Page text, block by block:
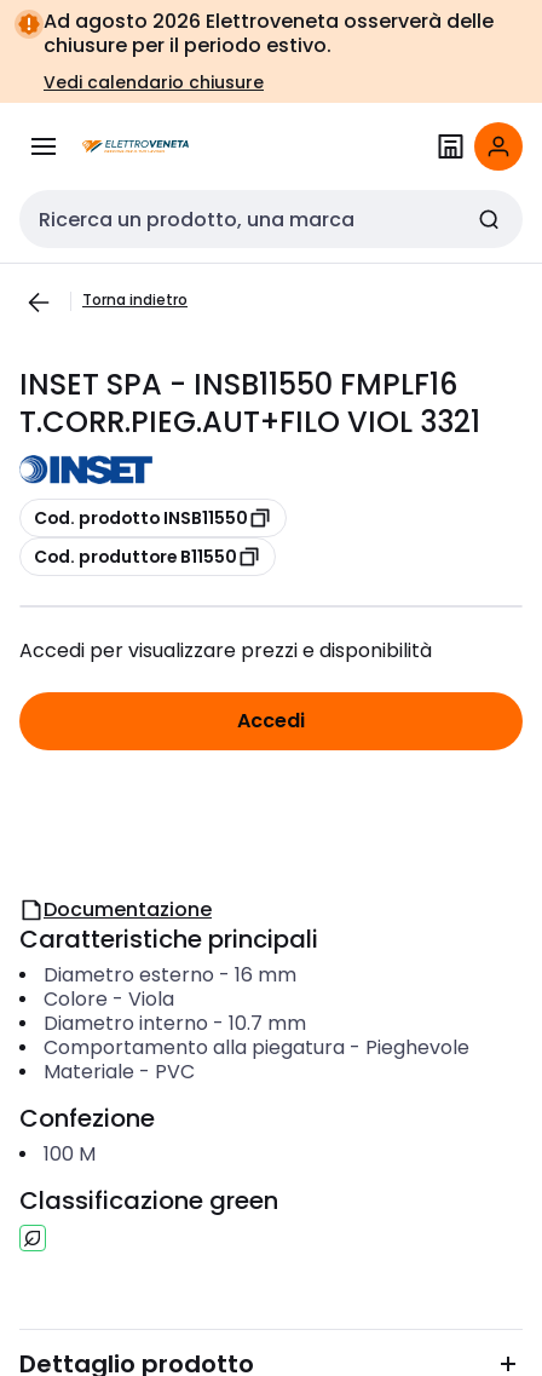
Vai alla
navigazione
Vai
alla
pagina
Ad agosto 2026 Elettroveneta osserverà delle
chiusure per il periodo estivo.
Vedi calendario chiusure
Cerca input
Torna indietro
INSET SPA - INSB11550 FMPLF16
T.CORR.PIEG.AUT+FILO VIOL 3321
copia
Cod. prodotto INSB11550
copia
Cod. produttore B11550
Accedi per visualizzare prezzi e disponibilità
Accedi
Documentazione
Caratteristiche principali
Diametro esterno - 16 mm
Colore - Viola
Diametro interno - 10.7 mm
Comportamento alla piegatura- Pieghevole
Materiale - PVC
Confezione
100 M
Classificazione green
Dettaglio prodotto